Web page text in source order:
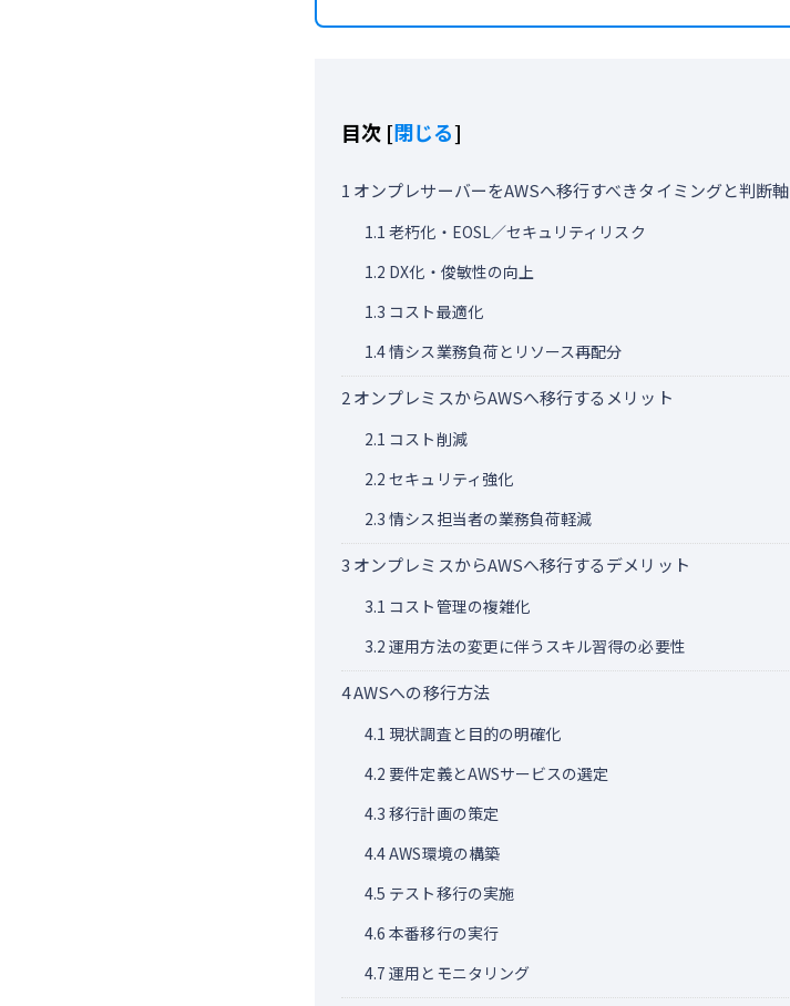
目次 [閉じる]
1 オンプレサーバーをAWSへ移行すべきタイミングと判断軸
1.1 老朽化・EOSL／セキュリティリスク
1.2 DX化・俊敏性の向上
1.3 コスト最適化
1.4情シス業務負荷とリソース再配分
2オンプレミスからAWSへ移行するメリット
2.1 コスト削減
2.2 セキュリティ強化
2.3 情シス担当者の業務負荷軽減
3 オンプレミスからAWSへ移行するデメリット
3.1 コスト管理の複雑化
3.2 運用方法の変更に伴うスキル習得の必要性
4AWSへの移行方法
4.1 現状調査と目的の明確化
4.2 要件定義とAWSサービスの選定
4.3 移行計画の策定
4.4AWS環境の構築
4.5 テスト移行の実施
4.6 本番移行の実行
4.7 運用とモニタリング